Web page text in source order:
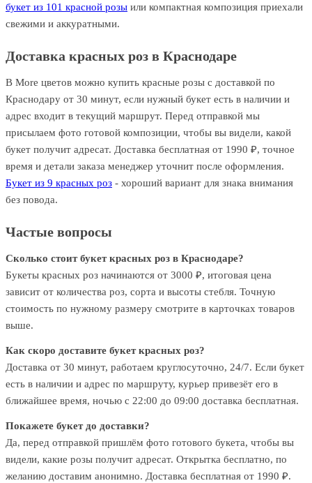
букет из 101 красной розы или компактная композиция приехали
свежими и аккуратными.
Доставка красных роз в Краснодаре
В More цветов можно купить красные розы с доставкой по
Краснодару от 30 минут, если нужный букет есть в наличии и
адрес входит в текущий маршрут. Перед отправкой мы
присылаем фото готовой композиции, чтобы вы видели, какой
букет получит адресат. Доставка бесплатная от 1990 ₽, точное
время и детали заказа менеджер уточнит после оформления.
Букет из 9 красных роз - хороший вариант для знака внимания
без повода.
Частые вопросы
Сколько стоит букет красных роз в Краснодаре?
Букеты красных роз начинаются от 3000 ₽, итоговая цена
зависит от количества роз, сорта и высоты стебля. Точную
стоимость по нужному размеру смотрите в карточках товаров
выше.
Как скоро доставите букет красных роз?
Доставка от 30 минут, работаем круглосуточно, 24/7. Если букет
есть в наличии и адрес по маршруту, курьер привезёт его в
ближайшее время, ночью с 22:00 до 09:00 доставка бесплатная.
Покажете букет до доставки?
Да, перед отправкой пришлём фото готового букета, чтобы вы
видели, какие розы получит адресат. Открытка бесплатно, по
желанию доставим анонимно. Доставка бесплатная от 1990 ₽.